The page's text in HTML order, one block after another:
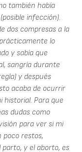
también había
infección).
dos compresas a la
lo
y sabía que
sangría durante
y después
acaba de ocurrir
historial. Para que
dudas como
para ver si mi
poco restos,
parto, y el aborto, es